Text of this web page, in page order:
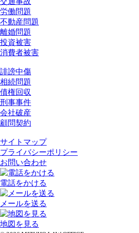
労働問題
不動産問題
離婚問題
投資被害
消費者被害
誹謗中傷
相続問題
債権回収
刑事事件
会社破産
顧問契約
サイトマップ
プライバシーポリシー
お問い合わせ
電話をかける
メールを送る
地図を見る